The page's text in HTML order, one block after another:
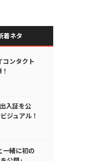
着ネタ
コンタクト
入証を公
ジュアル！
一緒に初の